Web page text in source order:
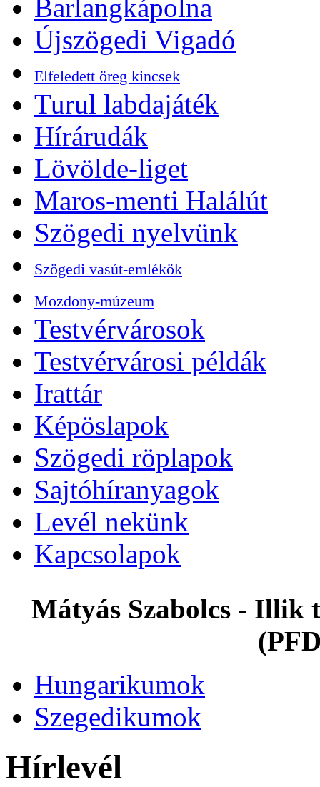
Barlangkápolna
Újszögedi Vigadó
Elfeledett öreg kincsek
Turul labdajáték
Hírárudák
Lövölde-liget
Maros-menti Halálút
Szögedi nyelvünk
Szögedi vasút-emlékök
Mozdony-múzeum
Testvérvárosok
Testvérvárosi példák
Irattár
Képöslapok
Szögedi röplapok
Sajtóhíranyagok
Levél nekünk
Kapcsolapok
Mátyás Szabolcs - Illik
Hungarikumok
Szegedikumok
Hírlevél